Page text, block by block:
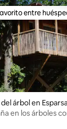
4.93 de 5; 122
mejores en
entre
árbol en
en los árboles